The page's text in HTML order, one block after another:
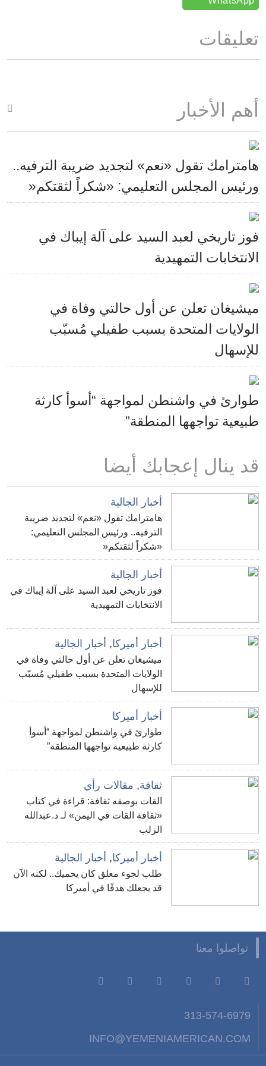
تعليقات
أهم الأخبار
هامترامك تقول «نعم» لتجديد ضريبة الترفيه..
ورئيس المجلس التعليمي: «شكراً لثقتكم«
فوز تاريخي لعبد السيد على آلة إيباك في
الانتخابات التمهيدية
ميشيغان تعلن عن أول حالتي وفاة في
الولايات المتحدة بسبب طفيلي مُسبّب
للإسهال
طوارئ في واشنطن لمواجهة “أسوأ كارثة
طبيعية تواجهها المنطقة”
قد ينال إعجابك أيضا
أخبار الجالية
هامترامك تقول «نعم» لتجديد ضريبة
الترفيه.. ورئيس المجلس التعليمي:
«شكراً لثقتكم«
أخبار الجالية
فوز تاريخي لعبد السيد على آلة إيباك في
الانتخابات التمهيدية
أخبار أميركا, أخبار الجالية
ميشيغان تعلن عن أول حالتي وفاة في
الولايات المتحدة بسبب طفيلي مُسبّب
للإسهال
أخبار أميركا
طوارئ في واشنطن لمواجهة “أسوأ
كارثة طبيعية تواجهها المنطقة”
ثقافة, مقالات رأي
القات بوصفه ثقافة: قراءة في كتاب
«ثقافة القات في اليمن» لـ د.عبدالله
الزلب
أخبار أميركا, أخبار الجالية
طلب لجوء معلق كان يحميك.. لكنه الآن
قد يجعلك هدفًا في أميركا
تواصلوا معنا
313-574-6979
INFO@YEMENIAMERICAN.COM